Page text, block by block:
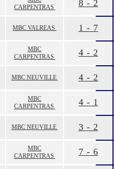
CARPENTRAS
8 - 2
MBC VALREAS 1 - 7
MBC
CARPENTRAS
4 - 2
MBC NEUVILLE 4 - 2
MBC
CARPENTRAS
4 - 1
MBC NEUVILLE 3 - 2
MBC
CARPENTRAS
7 - 6